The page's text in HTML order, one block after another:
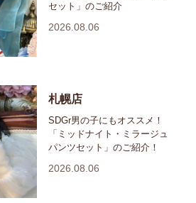
セット」のご紹介
2026.08.06
札幌店
SDGr男の子にもオススメ！
「ミッドナイト・ミラージュ
パンツセット」のご紹介！
2026.08.06